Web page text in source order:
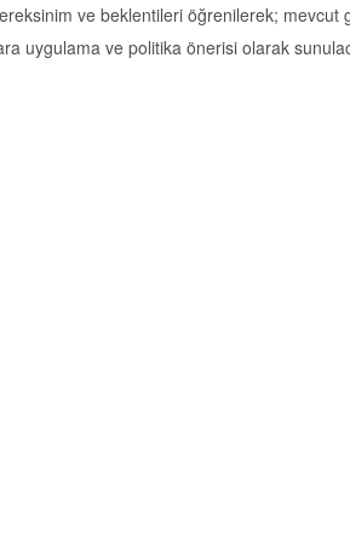
ve beklentileri öğrenilerek; mevcut
uygulama ve politika önerisi olarak